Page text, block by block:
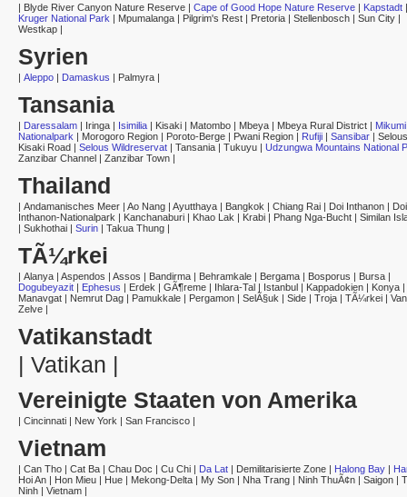
| Blyde River Canyon Nature Reserve | Cape of Good Hope Nature Reserve | Kapstadt |
Kruger National Park | Mpumalanga | Pilgrim's Rest | Pretoria | Stellenbosch | Sun City |
Westkap |
Syrien
| Aleppo | Damaskus | Palmyra |
Tansania
| Daressalam | Iringa | Isimilia | Kisaki | Matombo | Mbeya | Mbeya Rural District | Mikumi
Nationalpark | Morogoro Region | Poroto-Berge | Pwani Region | Rufiji | Sansibar | Selous
Kisaki Road | Selous Wildreservat | Tansania | Tukuyu | Udzungwa Mountains National
Zanzibar Channel | Zanzibar Town |
Thailand
| Andamanisches Meer | Ao Nang | Ayutthaya | Bangkok | Chiang Rai | Doi Inthanon | Doi
Inthanon-Nationalpark | Kanchanaburi | Khao Lak | Krabi | Phang Nga-Bucht | Similan
| Sukhothai | Surin | Takua Thung |
TÃ¼rkei
| Alanya | Aspendos | Assos | Bandirma | Behramkale | Bergama | Bosporus | Bursa |
Dogubeyazit | Ephesus | Erdek | GÃ¶reme | Ihlara-Tal | Istanbul | Kappadokien | Konya |
Manavgat | Nemrut Dag | Pamukkale | Pergamon | SelÃ§uk | Side | Troja | TÃ¼rkei |
Zelve |
Vatikanstadt
| Vatikan |
Vereinigte Staaten von Amerika
| Cincinnati | New York | San Francisco |
Vietnam
| Can Tho | Cat Ba | Chau Doc | Cu Chi | Da Lat | Demilitarisierte Zone | Halong Bay |
Hoi An | Hon Mieu | Hue | Mekong-Delta | My Son | Nha Trang | Ninh ThuÃ¢n | Saigon |
Ninh | Vietnam |